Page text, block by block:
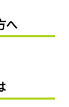
へ